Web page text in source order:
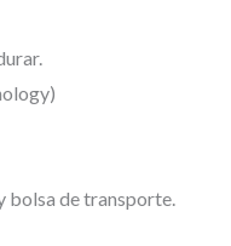
bolsa de transporte.